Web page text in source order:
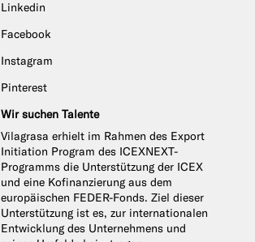
Linkedin
Facebook
Instagram
Pinterest
Wir suchen Talente
Vilagrasa erhielt im Rahmen des Export
Initiation Program des ICEXNEXT-
Programms die Unterstützung der ICEX
und eine Kofinanzierung aus dem
europäischen FEDER-Fonds. Ziel dieser
Unterstützung ist es, zur internationalen
Entwicklung des Unternehmens und